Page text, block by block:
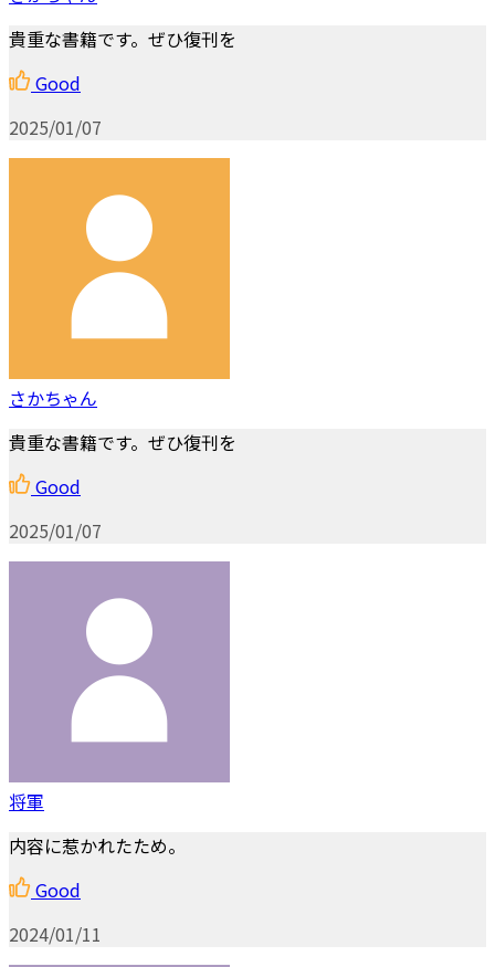
貴重な書籍です。ぜひ復刊を
Good
2025/01/07
さかちゃん
貴重な書籍です。ぜひ復刊を
Good
2025/01/07
将軍
内容に惹かれたため。
Good
2024/01/11